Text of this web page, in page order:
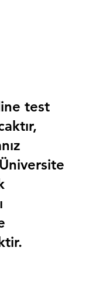
test
Üniversite